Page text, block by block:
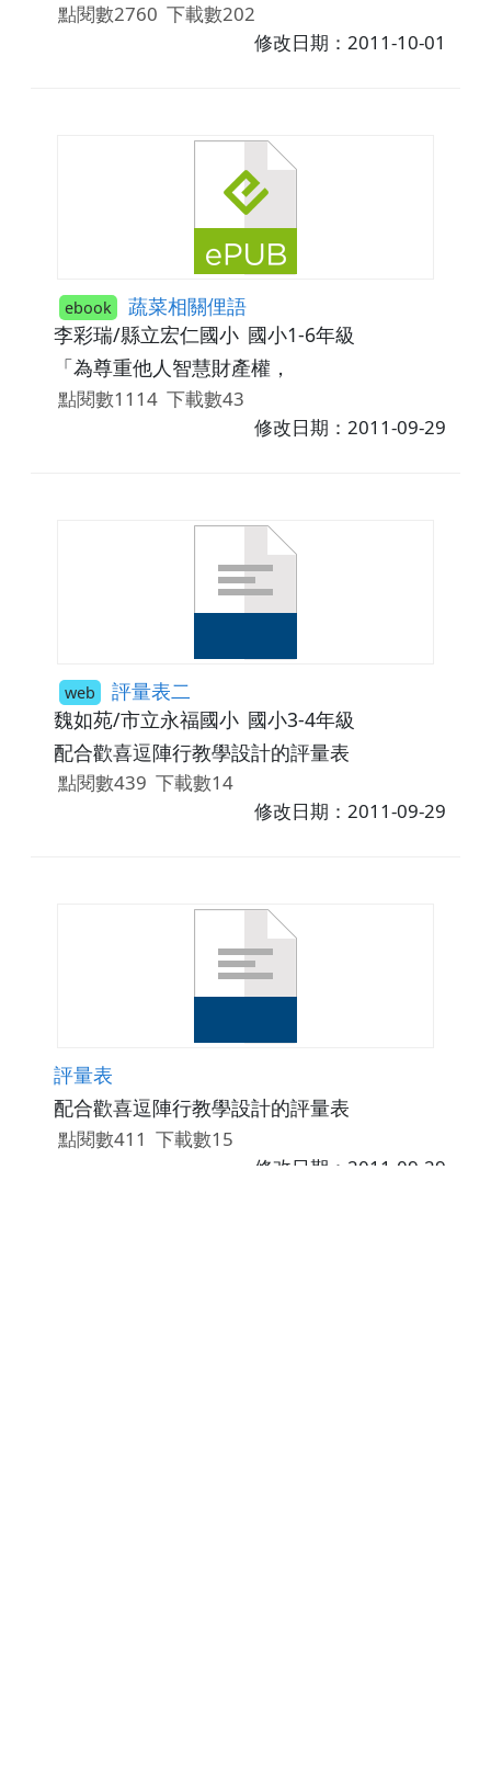
點閱數2760 下載數202
修改日期：2011-10-01
ebook 蔬菜相關俚語
李彩瑞/縣立宏仁國小 國小1-6年級
「為尊重他人智慧財產權，
點閱數1114 下載數43
修改日期：2011-09-29
web 評量表二
魏如苑/市立永福國小 國小3-4年級
配合歡喜逗陣行教學設計的評量表
點閱數439 下載數14
修改日期：2011-09-29
評量表
配合歡喜逗陣行教學設計的評量表
點閱數411 下載數15
修改日期：2011-09-29